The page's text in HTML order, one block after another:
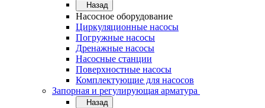
Назад
Насосное оборудование
Циркуляционные насосы
Погружные насосы
Дренажные насосы
Насосные станции
Поверхностные насосы
Комплектующие для насосов
Запорная и регулирующая арматура
Назад